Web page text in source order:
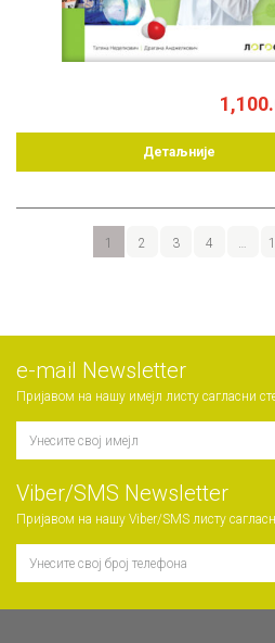
Детаљније
1 2 3 4
е-mail Newsletter
Пријавом на нашу имејл листу сагласни
Viber/SMS Newsletter
Пријавом на нашу Viber/SMS листу